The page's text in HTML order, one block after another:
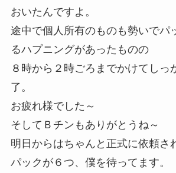
おいたんですよ。
途中で個人所有のものも勢いでパ
るハプニングがあったものの
８時から２時ごろまでかけてしっ
了。
お疲れ様でした～
そしてＢチンもありがとうね～
明日からはちゃんと正式に依頼さ
パックが６つ、僕を待ってます。